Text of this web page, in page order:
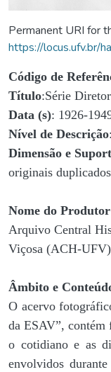
Permanent URI for
https://locus.ufv.br/
Código de
Título:Série
Data (s): 1926-
Nível de Descrição
Dimensão e
originais
Nome do
Arquivo Central
Viçosa (ACH-UFV)
Âmbito e
O acervo
da ESAV”, contém
o cotidiano e as
envolvidos